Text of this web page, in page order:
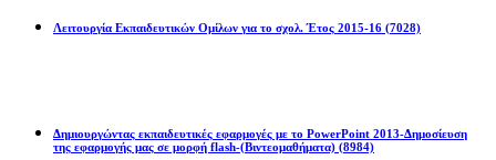
Λειτουργία Εκπαιδευτικών Ομίλων για το σχολ. Έτος 2015-16 (7028)
Δημιουργώντας εκπαιδευτικές εφαρμογές με το PowerPoint 2013-Δημοσίευση
της εφαρμογής μας σε μορφή flash-(Βιντεομαθήματα) (8984)